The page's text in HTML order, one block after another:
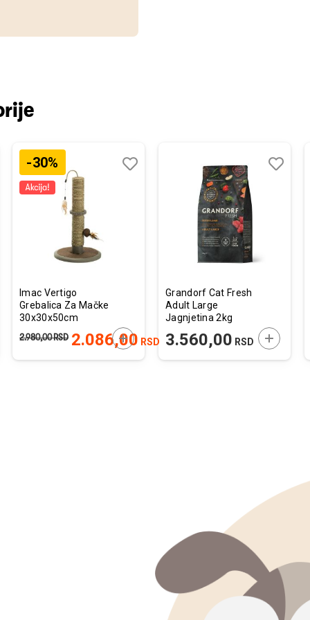
U KORPU
-30%
Imac Vertigo
Grebalica Za Mačke
30x30x50cm
2.086,00 RSD
2.980,00RSD DODAJTE U KORPU
Grandorf Cat Fresh
Adult Large
Jagnjetina 2kg
3.560,00 RSD